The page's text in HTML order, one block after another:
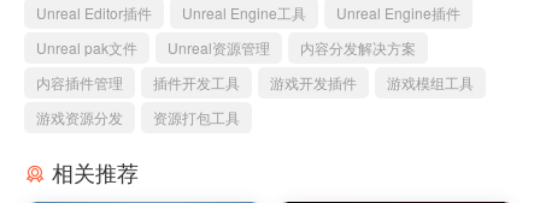
Unreal Editor插件
Unreal Engine工具
Unreal Engine插件
Unreal pak文件
Unreal资源管理
内容分发解决方案
内容插件管理
插件开发工具 游戏开发插件
游戏模组工具
游戏资源分发
资源打包工具
相关推荐